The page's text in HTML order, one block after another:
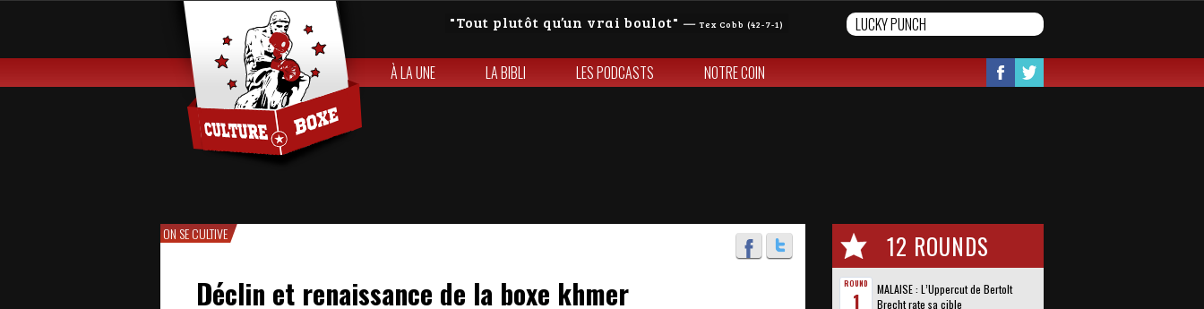
Tout plutôt qu’un vrai boulot — Tex Cobb (42-7-1)
À LA UNE LA BIBLI LES PODCASTS NOTRE COIN
12 ROUNDS
ROUND
1
MALAISE : L’Uppercut de Bertolt
Brecht rate sa cible
ON SE CULTIVE
Déclin et renaissance de la boxe khmer